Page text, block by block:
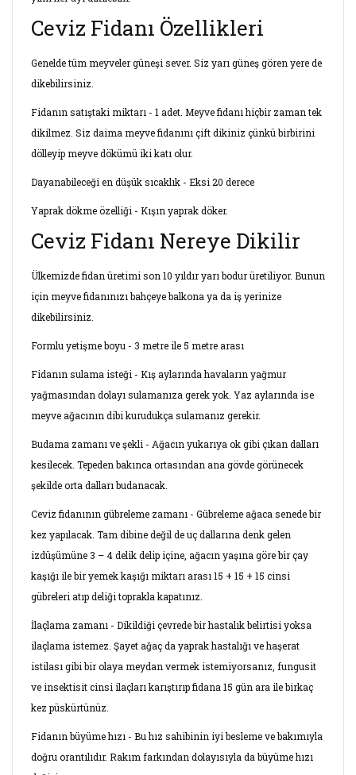
Ceviz Fidanı Özellikleri
Genelde tüm meyveler güneşi sever. Siz yarı güneş gören yere de
dikebilirsiniz.
Fidanın satıştaki miktarı - 1 adet. Meyve fidanı hiçbir zaman tek
dikilmez. Siz daima meyve fidanını çift dikiniz çünkü birbirini
dölleyip meyve dökümü iki katı olur.
Dayanabileceği en düşük sıcaklık - Eksi 20 derece
Yaprak dökme özelliği - Kışın yaprak döker.
Ceviz Fidanı Nereye Dikilir
Ülkemizde fidan üretimi son 10 yıldır yarı bodur üretiliyor. Bunun
için meyve fidanınızı bahçeye balkona ya da iş yerinize
dikebilirsiniz.
Formlu yetişme boyu - 3 metre ile 5 metre arası
Fidanın sulama isteği - Kış aylarında havaların yağmur
yağmasından dolayı sulamanıza gerek yok. Yaz aylarında ise
meyve ağacının dibi kurudukça sulamanız gerekir.
Budama zamanı ve şekli - Ağacın yukarıya ok gibi çıkan dalları
kesilecek. Tepeden bakınca ortasından ana gövde görünecek
şekilde orta dalları budanacak.
Ceviz fidanının gübreleme zamanı - Gübreleme ağaca senede bir
kez yapılacak. Tam dibine değil de uç dallarına denk gelen
izdüşümüne 3 – 4 delik delip içine, ağacın yaşına göre bir çay
kaşığı ile bir yemek kaşığı miktarı arası 15 + 15 + 15 cinsi
gübreleri atıp deliği toprakla kapatınız.
İlaçlama zamanı - Dikildiği çevrede bir hastalık belirtisi yoksa
ilaçlama istemez. Şayet ağaç da yaprak hastalığı ve haşerat
istilası gibi bir olaya meydan vermek istemiyorsanız, fungusit
ve insektisit cinsi ilaçları karıştırıp fidana 15 gün ara ile birkaç
kez püskürtünüz.
Fidanın büyüme hızı - Bu hız sahibinin iyi besleme ve bakımıyla
doğru orantılıdır. Rakım farkından dolayısıyla da büyüme hızı